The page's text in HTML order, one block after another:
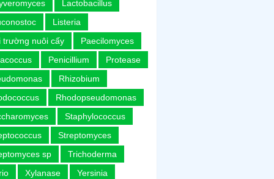
Lactobacillus
Listeria
trường nuôi cấy
Paecilomyces
Penicillium
Protease
Rhizobium
Rhodopseudomonas
Staphylococcus
Streptomyces
sp
Trichoderma
Xylanase
Yersinia